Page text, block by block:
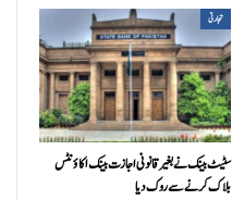
تجارتی
سٹیٹ بینک نے بغیر قانونی اجازت بینک اکاؤنٹس
بلاک کرنے سے روک دیا